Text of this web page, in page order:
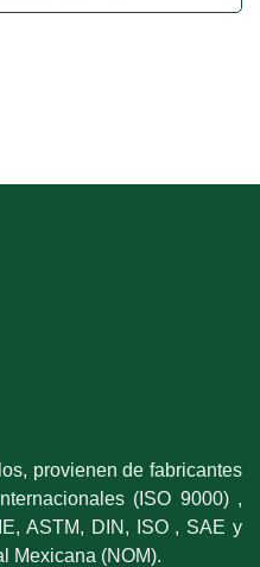
provienen de fabricantes
(ISO 9000) ,
ASTM, DIN, ISO , SAE y
Mexicana (NOM).